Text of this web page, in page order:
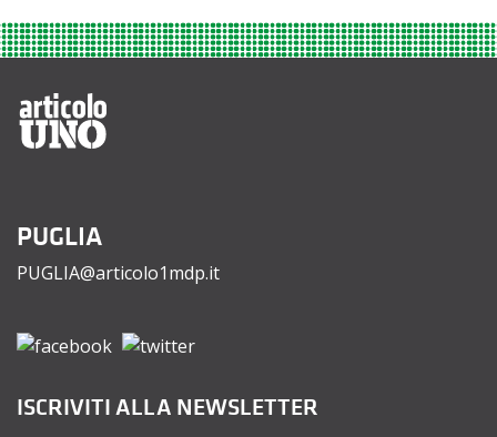
PUGLIA
PUGLIA@articolo1mdp.it
ISCRIVITI ALLA NEWSLETTER